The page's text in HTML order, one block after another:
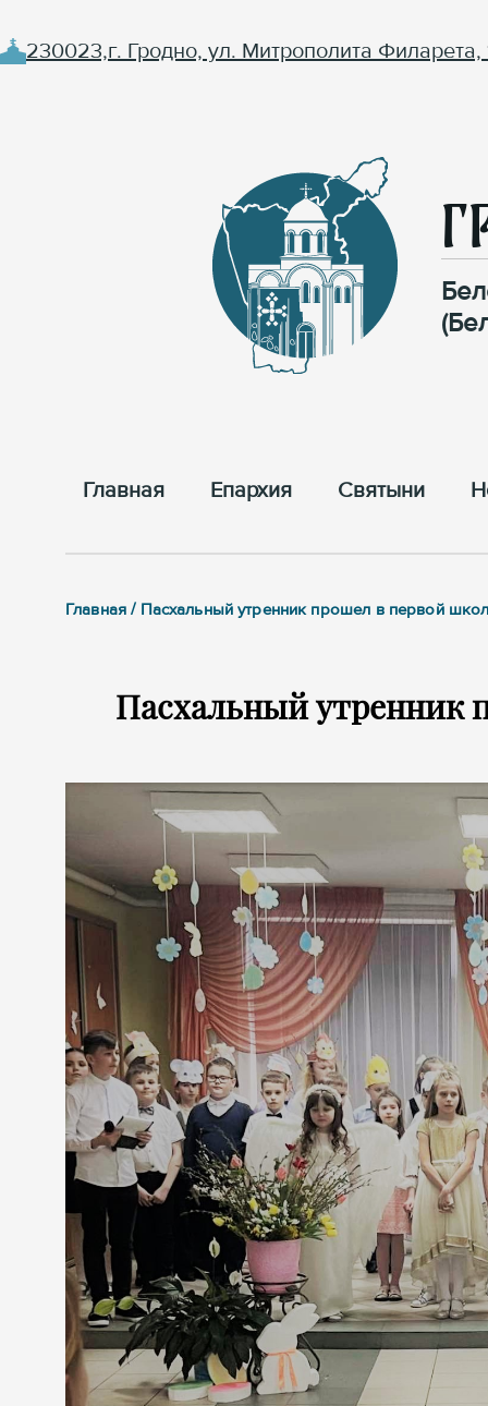
230023,г. Гродно, ул. Митрополита Филарета,
Главная Епархия Cвятыни
Главная / Пасхальный утренник прошел в первой
Пасхальный утренник